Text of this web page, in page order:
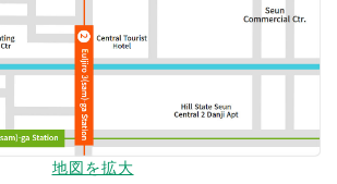
地図を拡大